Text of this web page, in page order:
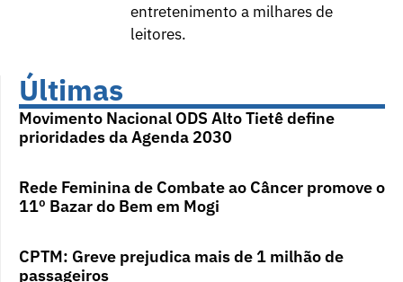
entretenimento a milhares de
leitores.
Últimas
Movimento Nacional ODS Alto Tietê define
prioridades da Agenda 2030
Rede Feminina de Combate ao Câncer promove o
11º Bazar do Bem em Mogi
CPTM: Greve prejudica mais de 1 milhão de
passageiros